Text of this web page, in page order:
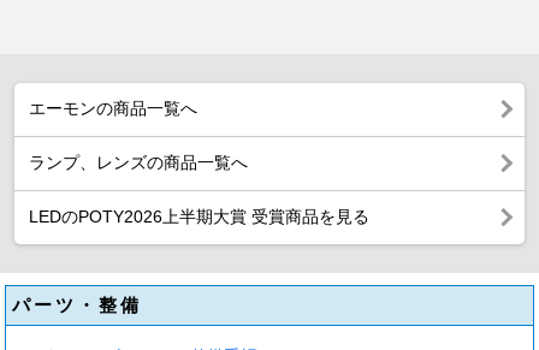
エーモンの商品一覧へ
ランプ、レンズの商品一覧へ
LEDのPOTY2026上半期大賞 受賞商品を見る
パーツ・整備